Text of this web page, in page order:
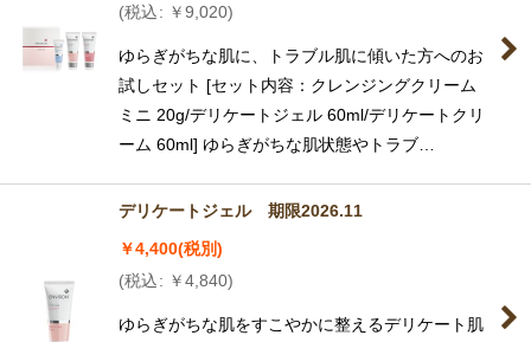
(税込: ￥9,020)
ゆらぎがちな肌に、トラブル肌に傾いた方へのお
試しセット [セット内容：クレンジングクリーム
ミニ 20g/デリケートジェル 60ml/デリケートクリ
ーム 60ml] ゆらぎがちな肌状態やトラブ…
デリケートジェル 期限2026.11
￥4,400(税別)
(税込: ￥4,840)
ゆらぎがちな肌をすこやかに整えるデリケート肌